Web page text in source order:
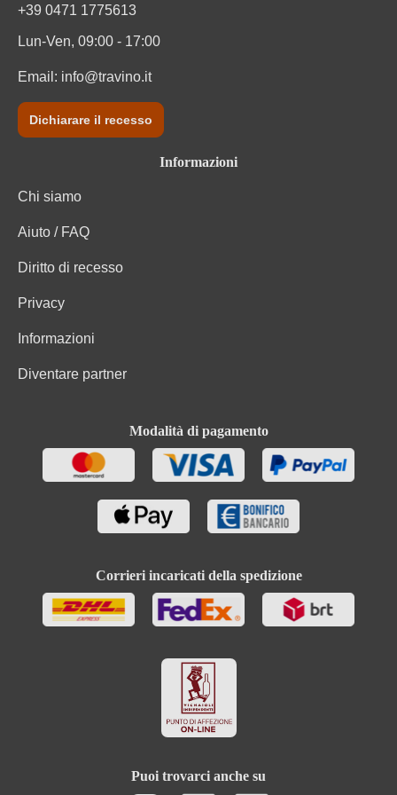
+39 0471 1775613
Lun-Ven, 09:00 - 17:00
Email: info@travino.it
Dichiarare il recesso
Informazioni
Chi siamo
Aiuto / FAQ
Diritto di recesso
Privacy
Informazioni
Diventare partner
Modalità di pagamento
Corrieri incaricati della spedizione
Puoi trovarci anche su